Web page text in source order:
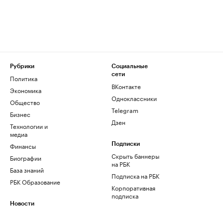
Рубрики
Политика
Экономика
Общество
Бизнес
Технологии и
медиа
Финансы
Биографии
База знаний
РБК Образование
Новости
Социальные
сети
ВКонтакте
Одноклассники
Telegram
Дзен
Подписки
Скрыть баннеры
на РБК
Подписка на РБК
Корпоративная
подписка